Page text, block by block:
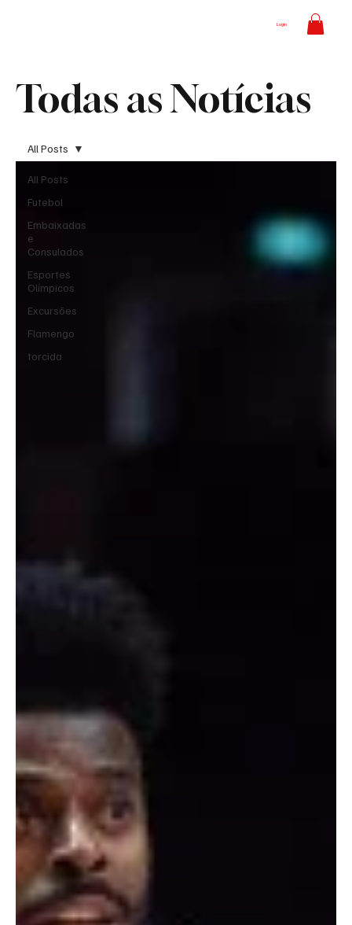
Login
Todas as Notícias
All Posts
Futebol
Embaixadas
e
Consulados
Esportes
Olímpicos
Excursões
Flamengo
torcida
All Posts